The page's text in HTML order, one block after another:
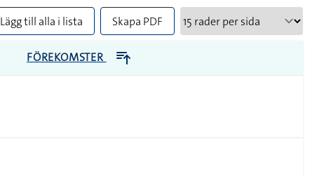
Lägg till alla i lista Skapa PDF
FÖREKOMSTER